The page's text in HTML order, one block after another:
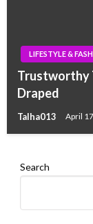
LIFESTYLE &
Trustworthy
Draped
Talha013 April
Search